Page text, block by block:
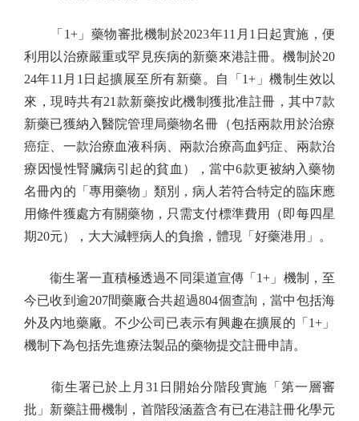
「1+」藥物審批機制於2023年11月1日起實施，便
利用以治療嚴重或罕見疾病的新藥來港註冊。機制於20
24年11月1日起擴展至所有新藥。自「1+」機制生效以
來，現時共有21款新藥按此機制獲批准註冊，其中7款
新藥已獲納入醫院管理局藥物名冊（包括兩款用於治療
癌症、一款治療血液科病、兩款治療高血鈣症、兩款治
療因慢性腎臟病引起的貧血），當中6款更被納入藥物
名冊內的「專用藥物」類別，病人若符合特定的臨床應
用條件獲處方有關藥物，只需支付標準費用（即每四星
期20元），大大減輕病人的負擔，體現「好藥港用」。
衞生署一直積極透過不同渠道宣傳「1+」機制，至
今已收到逾207間藥廠合共超過804個查詢，當中包括海
外及內地藥廠。不少公司已表示有興趣在擴展的「1+」
機制下為包括先進療法製品的藥物提交註冊申請。
衞生署已於上月31日開始分階段實施「第一層審
批」新藥註冊機制，首階段涵蓋含有已在港註冊化學元